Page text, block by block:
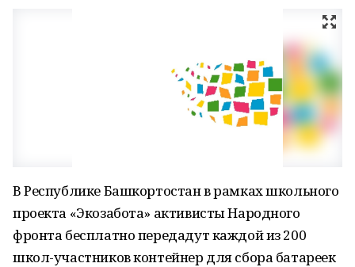
В Республике Башкортостан в рамках школьного
проекта «Экозабота» активисты Народного
фронта бесплатно передадут каждой из 200
школ-участников контейнер для сбора батареек